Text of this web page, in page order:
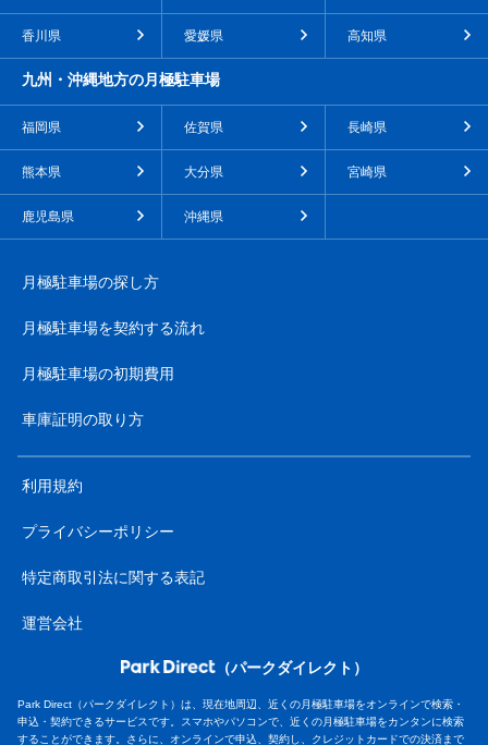
香川県 愛媛県 高知県
九州・沖縄地方の月極駐車場
福岡県 佐賀県 長崎県
熊本県 大分県 宮崎県
鹿児島県 沖縄県
月極駐車場の探し方
月極駐車場を契約する流れ
月極駐車場の初期費用
車庫証明の取り方
利用規約
プライバシーポリシー
特定商取引法に関する表記
運営会社
（パークダイレクト）
Park Direct（パークダイレクト）は、現在地周辺、近くの月極駐車場をオンラインで検索・
申込・契約できるサービスです。スマホやパソコンで、近くの月極駐車場をカンタンに検索
することができます。さらに、オンラインで申込、契約し、クレジットカードでの決済まで